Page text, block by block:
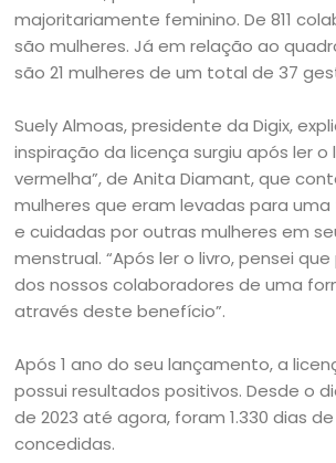
majoritariamente feminino. De 811
são mulheres. Já em relação ao
são 21 mulheres de um total de 37
Suely Almoas, presidente da Digix,
inspiração da licença surgiu após ler o
vermelha”, de Anita Diamant, que
mulheres que eram levadas para
e cuidadas por outras mulheres em
menstrual. “Após ler o livro, pensei
dos nossos colaboradores de uma
através deste benefício”.
Após 1 ano do seu lançamento, a
possui resultados positivos. Desde o
de 2023 até agora, foram 1.330 dias
concedidas.